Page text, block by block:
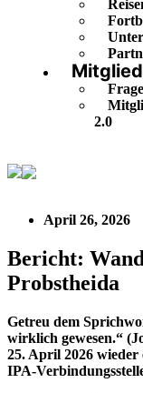
2.0
April 26, 2026
Bericht:
Probstheida
Getreu dem
wirklich gewesen.“
25. April 2026
IPA-